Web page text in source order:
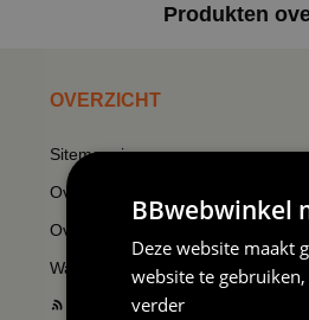
Produkten
OVERZICHT
Sitemapping
Overzicht thema's
Overzicht rubrieken
Wat vinden klanten van ons
BBwebwinkel
Deze website maakt
website te
verder